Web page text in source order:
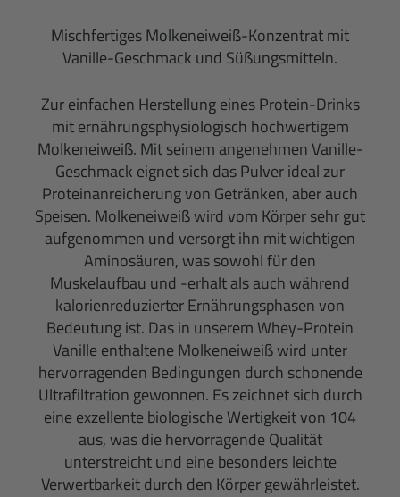
Mischfertiges Molkeneiweiß-Konzentrat mit
Vanille-Geschmack und Süßungsmitteln.
Zur einfachen Herstellung eines Protein-Drinks
mit ernährungsphysiologisch hochwertigem
Molkeneiweiß. Mit seinem angenehmen Vanille-
Geschmack eignet sich das Pulver ideal zur
Proteinanreicherung von Getränken, aber auch
Speisen. Molkeneiweiß wird vom Körper sehr gut
aufgenommen und versorgt ihn mit wichtigen
Aminosäuren, was sowohl für den
Muskelaufbau und -erhalt als auch während
kalorienreduzierter Ernährungsphasen von
Bedeutung ist. Das in unserem Whey-Protein
Vanille enthaltene Molkeneiweiß wird unter
hervorragenden Bedingungen durch schonende
Ultrafiltration gewonnen. Es zeichnet sich durch
eine exzellente biologische Wertigkeit von 104
aus, was die hervorragende Qualität
unterstreicht und eine besonders leichte
Verwertbarkeit durch den Körper gewährleistet.